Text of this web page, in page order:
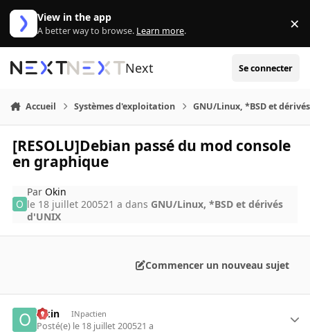
Aller au contenu
View in the app
A better way to browse. Learn more. ×
Next Se connecter
Accueil Systèmes d'exploitation GNU/Linux, *BSD et
[RESOLU]Debian passé du mod console
en graphique
ParOkin
le 18 juillet 200521 a dans GNU/Linux, *BSD et dérivés
d'UNIX
Commencer un nouveau sujet
Okin INpactien
Posté(e) le 18 juillet 200521 a